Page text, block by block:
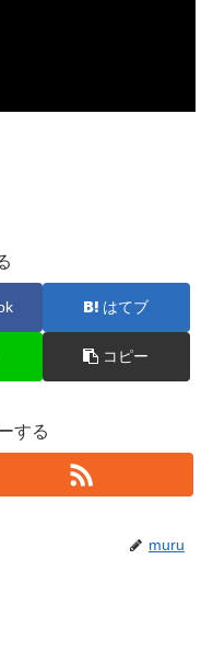
コピー